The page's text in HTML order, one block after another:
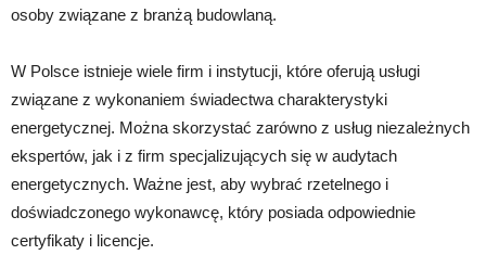
osoby związane z branżą budowlaną.
W Polsce istnieje wiele firm i instytucji, które oferują usługi
związane z wykonaniem świadectwa charakterystyki
energetycznej. Można skorzystać zarówno z usług niezależnych
ekspertów, jak i z firm specjalizujących się w audytach
energetycznych. Ważne jest, aby wybrać rzetelnego i
doświadczonego wykonawcę, który posiada odpowiednie
certyfikaty i licencje.